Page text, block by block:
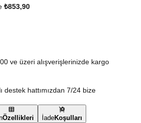
₺853,90
ve üzeri alışverişlerinizde kargo
destek hattımızdan 7/24 bize
Özellikleri İadeKoşulları